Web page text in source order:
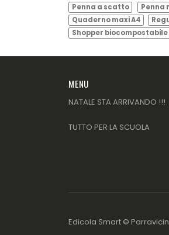
Penna a scatto
Penna
Quaderno maxi A4
Shopper biocompostabile
MENU
NATALE STA ARRIVANDO !!!
TUTTO PER LA SCUOLA
Edicola Smart ©